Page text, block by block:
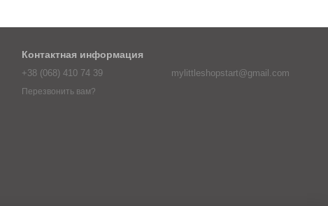
Контактная информация
+38 (068) 410 74 39
Перезвонить вам?
mylittleshopstart@gmail.com